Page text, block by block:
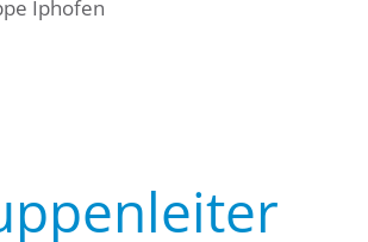
Iphofen